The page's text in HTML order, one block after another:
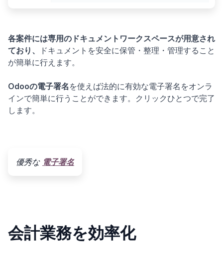
各案件には専用のドキュメントワークスペースが用意され
ており、
ドキュメントを安全に保管・整理・管理すること
が簡単に行えます。
Odooの電子署名 を使えば法的に有効な電子署名をオンラ
インで簡単に行うことができます。クリックひとつで完了
します。
優秀な 電子署名
会計業務を効率化